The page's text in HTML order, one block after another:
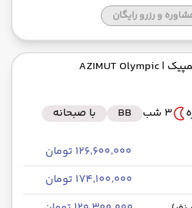
و رزرو رایگان
| AZIMUT Olympic
3 شب BB با صبحانه
۱۲۶٬۶۰۰٬۰۰۰ تومان
۱۷۴٬۱۰۰٬۰۰۰ تومان